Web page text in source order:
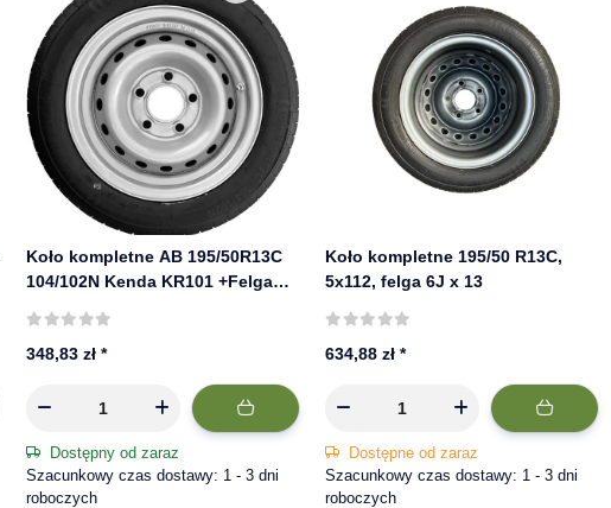
Koło kompletne AB 195/50R13C
104/102N Kenda KR101 +Felga
16R12 Silver
348,83 zł*
Dostępny od zaraz
Szacunkowy czas dostawy: 1 - 3 dni
roboczych
Koło kompletne 195/50 R13C,
5x112, felga 6J x 13
634,88 zł*
Dostępne od zaraz
Szacunkowy czas dostawy: 1 - 3 dni
roboczych